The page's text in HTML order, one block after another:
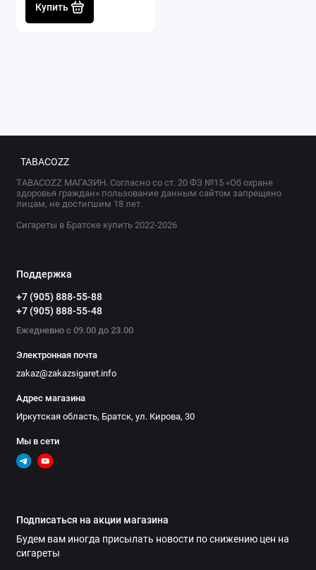
Купить
TABACOZZ
TABACOZZ МАГАЗИН. Согласно со ст. 20 ФЗ №15 «Об охране
здоровья граждан» пользование данным сайтом запрещено
лицам, не достигшим 18 лет.
Сигареты в Братске купить 2022-2026
Поддержка
+7 (905) 888-55-88
+7 (905) 888-55-48
Ежедневно с 09.00 до 23.00
Электронная почта
zakaz@zakazsigaret.info
Адрес магазина
Иркутская область, Братск, ул. Кирова, 30
Мы в сети
Подписаться на акции магазина
Будем вам иногда присылать новости по снижению цен на
сигареты